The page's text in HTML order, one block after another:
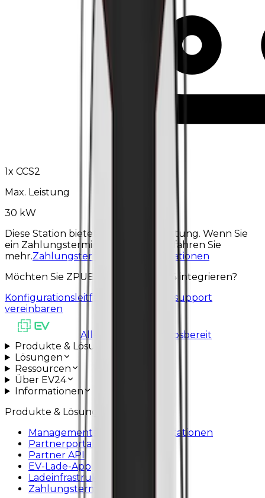
1x CCS2
Max. Leistung
30 kW
Diese Station bietet höhere Ladeleistung. Wenn Sie
ein Zahlungsterminal benötigen, erfahren Sie
mehr.Zahlungsterminals für Ladestationen
Möchten Sie ZPUE EV-C30 mit EV24 integrieren?
Konfigurationsleitfaden
Installationssupport
vereinbaren
Alle Systeme betriebsbereit
Produkte & Lösungen
Lösungen
Ressourcen
Über EV24
Informationen
Produkte & Lösungen
Managementsystem für Ladestationen
Partnerportal
Partner API
EV-Lade-App
Ladeinfrastruktur
Zahlungsterminals